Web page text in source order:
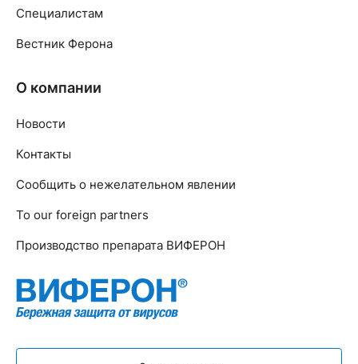
Специалистам
Вестник Ферона
О компании
Новости
Контакты
Сообщить о нежелательном явлении
To our foreign partners
Производство препарата ВИФЕРОН